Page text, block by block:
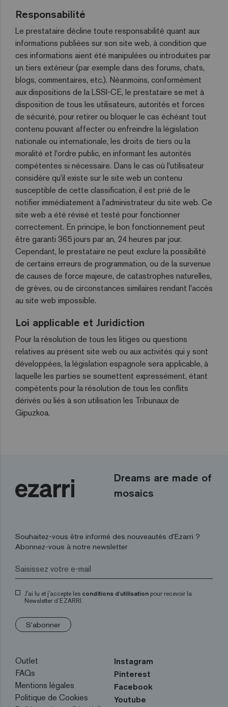
Responsabilité
Le prestataire décline toute responsabilité quant aux
informations publiées sur son site web, à condition que
ces informations aient été manipulées ou introduites par
un tiers extérieur (par exemple dans des forums, chats,
blogs, commentaires, etc.). Néanmoins, conformément
aux dispositions de la LSSI-CE, le prestataire se met à
disposition de tous les utilisateurs, autorités et forces
de sécurité, pour retirer ou bloquer le cas échéant tout
contenu pouvant affecter ou enfreindre la législation
nationale ou internationale, les droits de tiers ou la
moralité et l'ordre public, en informant les autorités
compétentes si nécessaire. Dans le cas où l'utilisateur
considère qu'il existe sur le site web un contenu
susceptible de cette classification, il est prié de le
notifier immédiatement à l'administrateur du site web. Ce
site web a été révisé et testé pour fonctionner
correctement. En principe, le bon fonctionnement peut
être garanti 365 jours par an, 24 heures par jour.
Cependant, le prestataire ne peut exclure la possibilité
de certains erreurs de programmation, ou de la survenue
de causes de force majeure, de catastrophes naturelles,
de grèves, ou de circonstances similaires rendant l'accès
au site web impossible.
Loi applicable et Juridiction
Pour la résolution de tous les litiges ou questions
relatives au présent site web ou aux activités qui y sont
développées, la législation espagnole sera applicable, à
laquelle les parties se soumettent expressément, étant
compétents pour la résolution de tous les conflits
dérivés ou liés à son utilisation les Tribunaux de
Gipuzkoa.
Dreams are made of
mosaics
Souhaitez-vous être informé des nouveautés d’Ezarri ?
Abonnez-vous à notre newsletter
J'ai lu et j'accepte les conditions d'utilisation pour recevoir la
Newsletter d’EZARRI.
S'abonner
Outlet
FAQs
Mentions légales
Politique de Cookies
Instagram
Pinterest
Facebook
Youtube